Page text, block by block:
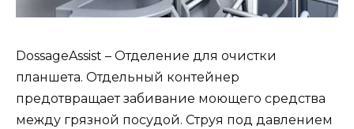
DossageAssist – Отделение для очистки
планшета. Отдельный контейнер
предотвращает забивание моющего средства
между грязной посудой. Струя под давлением